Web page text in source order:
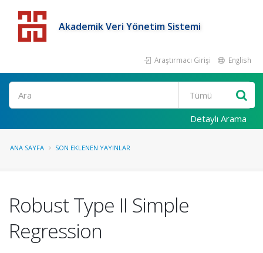
Akademik Veri Yönetim Sistemi
Araştırmacı Girişi English
Detaylı Arama
ANA SAYFA SON EKLENEN YAYINLAR
Robust Type II Simple
Regression